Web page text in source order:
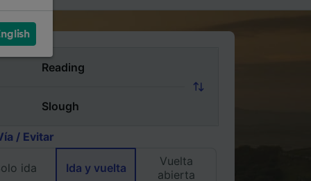
/ Evitar
ida Ida y vuelta
Vuelta
abierta